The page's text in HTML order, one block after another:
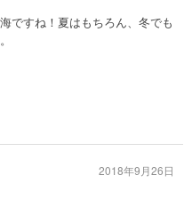
ですね！夏はもちろん、冬でも
2018年9月26日